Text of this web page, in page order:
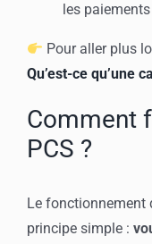
les paiements
Pour aller plus
Qu’est-ce qu’une
Comment
PCS ?
Le fonctionnement
principe simple :